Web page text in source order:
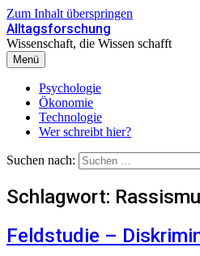
Zum Inhalt überspringen
Alltagsforschung
Wissenschaft, die Wissen schafft
Menü
Psychologie
Ökonomie
Technologie
Wer schreibt hier?
Suchen nach:
Schlagwort:
Feldstudie –